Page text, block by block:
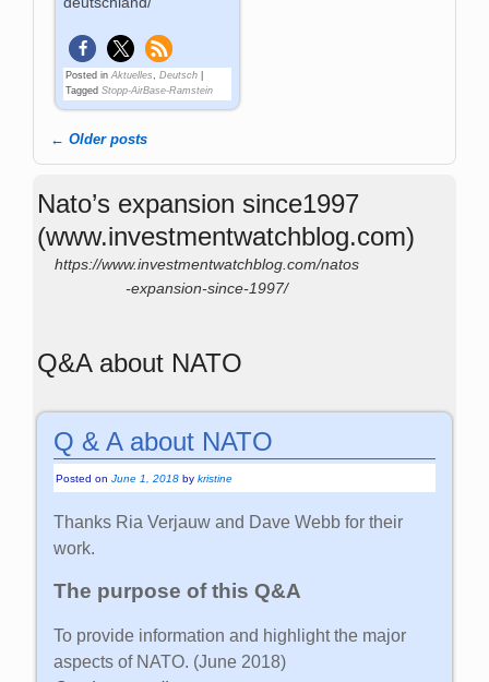
Posted in Aktuelles ,Deutsch
Tagged Stopp-AirBase-Ramstein
Post navigation
← Older posts
Nato’s expansion since1997
(www.investmentwatchblog.com)
https://www.investmentwatchblog.com/natos
-expansion-since-1997/
Q&A about NATO
Q & A about NATO
Posted onJune 1, 2018 bykristine
Thanks Ria Verjauw and Dave Webb for their
work.
The purpose of this Q&A
To provide information and highlight the major
aspects of NATO. (June 2018)